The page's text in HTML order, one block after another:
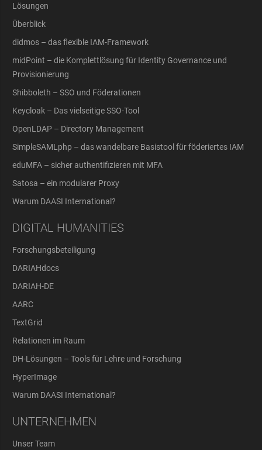
Lösungen
Überblick
didmos – das flexible IAM-Framework
midPoint – die Komplettlösung für Identity Governance und
Provisionierung
Shibboleth – SSO und Föderationen
Keycloak – Das vielseitige SSO-Tool
OpenLDAP – Directory Management
SimpleSAMLphp – das wandelbare Basistool für föderiertes IAM
eduMFA – sicher authentifizieren mit MFA
Satosa – ein modularer Proxy
Warum DAASI International?
DIGITAL HUMANITIES
Forschungsbeteiligung
DARIAHdocs
DARIAH-DE
AARC
TextGrid
Relationen im Raum
DH-Lösungen – Tools für Lehre und Forschung
HyperImage
Warum DAASI International?
UNTERNEHMEN
Unser Team